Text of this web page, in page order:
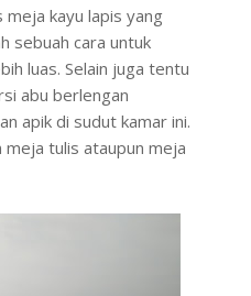
kayu lapis yang
sebuah cara untuk
luas. Selain juga tentu
abu berlengan
apik di sudut kamar ini.
tulis ataupun meja